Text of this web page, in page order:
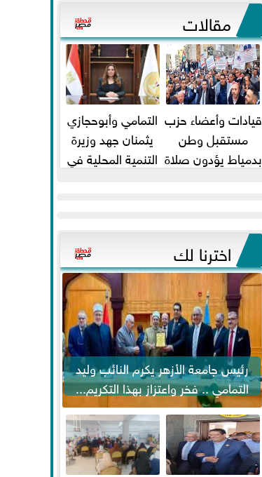
مقالات
قيادات وأعضاء حزب
مستقبل وطن
بدمياط يؤدون صلاة
التمامي وأبوحجازي
يثمنان جهد وزيرة
التنمية المحلية في
اخترنا لك
رئيس جامعة الأزهر يكرم النائب وليد
التمامي .. فخر واعتزاز بهذا التكريم...